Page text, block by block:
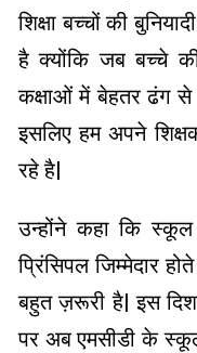
शिक्षा बच्चों की
है क्योंकि जब बच्चे
कक्षाओं में बेहतर ढंग से
इसलिए हम अपने
रहे है|
उन्होंने कहा कि
प्रिंसिपल जिम्मेदार
बहुत ज़रूरी है| इस
पर अब एमसीडी के